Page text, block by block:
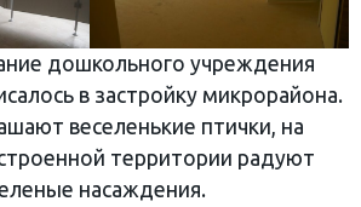
дошкольного учреждения
в застройку микрорайона.
веселенькие птички, на
территории радуют
насаждения.